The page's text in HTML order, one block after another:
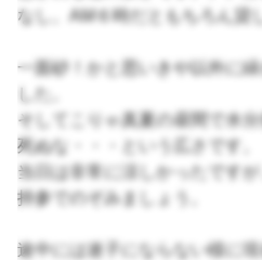
なし。AM６時だともちろん貸
一面砂！かと思いきや以外に
した。
そしてこりゃ真夏の昼間で水
死ぬな・・・という広さです。
当日は非常に涼しかったです
持参でのぞみましょう。
途中には迷子にならない様に